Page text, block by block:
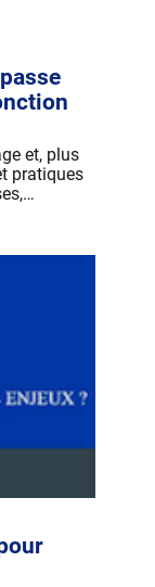
et, plus
pratiques